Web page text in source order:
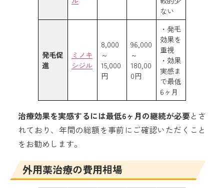
ない
発毛促
進
ミノキ
シジル
8,000
～
15,000
円
96,000
～
180,00
0円
・発毛
効果を
重視
・効果
実感ま
で最低
6ヶ月
治療効果を実感するには最低6ヶ月の継続が必要とさ
れており、年間の総額を事前にご確認いただくこと
をお勧めします。
外用薬治療の費用相場